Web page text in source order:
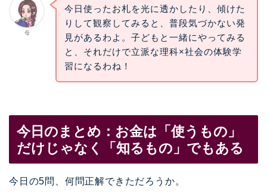
母
今日使ったお札を光に透かしたり、傾けた
りして観察してみると、普段気づかない発
見があるわよ。子どもと一緒にやってみる
と、それだけで立派な理科×社会の体験学
習になるわね！
今日のまとめ：お金は「使うもの」
だけじゃなく「知るもの」でもある
今日の5問、何問正解できただろうか。